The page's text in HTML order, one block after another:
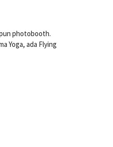
photobooth.
Yoga, ada Flying